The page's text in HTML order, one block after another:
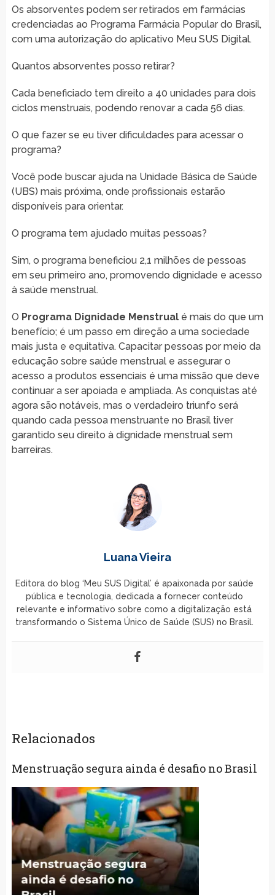
Os absorventes podem ser retirados em farmácias
credenciadas ao Programa Farmácia Popular do Brasil,
com uma autorização do aplicativo Meu SUS Digital.
Quantos absorventes posso retirar?
Cada beneficiado tem direito a 40 unidades para dois
ciclos menstruais, podendo renovar a cada 56 dias.
O que fazer se eu tiver dificuldades para acessar o
programa?
Você pode buscar ajuda na Unidade Básica de Saúde
(UBS) mais próxima, onde profissionais estarão
disponíveis para orientar.
O programa tem ajudado muitas pessoas?
Sim, o programa beneficiou 2,1 milhões de pessoas
em seu primeiro ano, promovendo dignidade e acesso
à saúde menstrual.
O Programa Dignidade Menstrualé mais do que um
benefício; é um passo em direção a uma sociedade
mais justa e equitativa. Capacitar pessoas por meio da
educação sobre saúde menstrual e assegurar o
acesso a produtos essenciais é uma missão que deve
continuar a ser apoiada e ampliada. As conquistas até
agora são notáveis, mas o verdadeiro triunfo será
quando cada pessoa menstruante no Brasil tiver
garantido seu direito à dignidade menstrual sem
barreiras.
Luana Vieira
Editora do blog ‘Meu SUS Digital’ é apaixonada por saúde
pública e tecnologia, dedicada a fornecer conteúdo
relevante e informativo sobre como a digitalização está
transformando o Sistema Único de Saúde (SUS) no Brasil.
Relacionados
Menstruação segura ainda é desafio no Brasil